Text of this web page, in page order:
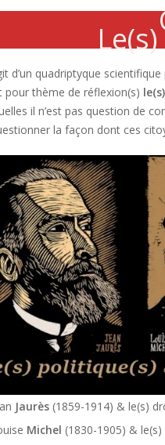
d’un quadriptyque
pour thème de réflexion(s)
il n’est pas question de
la façon dont ces
Jaurès (1859-1914) & le(s)
Michel (1830-1905) &